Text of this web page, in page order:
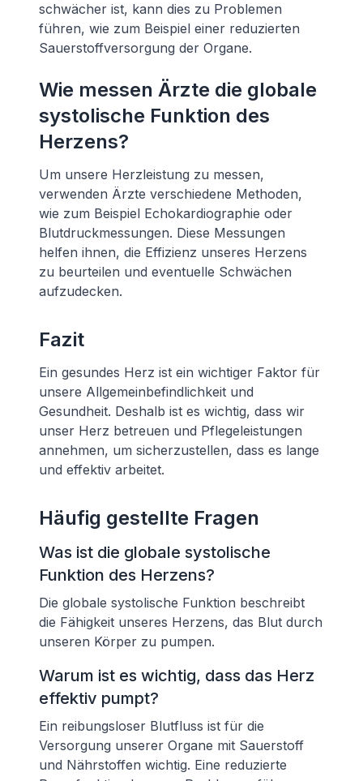
schwächer ist, kann dies zu Problemen
führen, wie zum Beispiel einer reduzierten
Sauerstoffversorgung der Organe.
Wie messen Ärzte die globale
systolische Funktion des
Herzens?
Um unsere Herzleistung zu messen,
verwenden Ärzte verschiedene Methoden,
wie zum Beispiel Echokardiographie oder
Blutdruckmessungen. Diese Messungen
helfen ihnen, die Effizienz unseres Herzens
zu beurteilen und eventuelle Schwächen
aufzudecken.
Fazit
Ein gesundes Herz ist ein wichtiger Faktor für
unsere Allgemeinbefindlichkeit und
Gesundheit. Deshalb ist es wichtig, dass wir
unser Herz betreuen und Pflegeleistungen
annehmen, um sicherzustellen, dass es lange
und effektiv arbeitet.
Häufig gestellte Fragen
Was ist die globale systolische
Funktion des Herzens?
Die globale systolische Funktion beschreibt
die Fähigkeit unseres Herzens, das Blut durch
unseren Körper zu pumpen.
Warum ist es wichtig, dass das Herz
effektiv pumpt?
Ein reibungsloser Blutfluss ist für die
Versorgung unserer Organe mit Sauerstoff
und Nährstoffen wichtig. Eine reduzierte